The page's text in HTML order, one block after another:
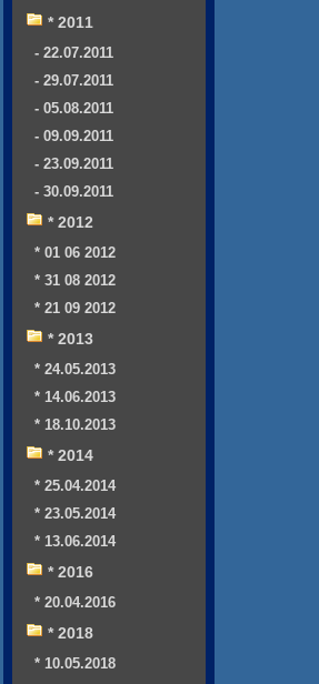
* 2011
- 22.07.2011
- 29.07.2011
- 05.08.2011
- 09.09.2011
- 23.09.2011
- 30.09.2011
* 2012
* 01 06 2012
* 31 08 2012
* 21 09 2012
* 2013
* 24.05.2013
* 14.06.2013
* 18.10.2013
* 2014
* 25.04.2014
* 23.05.2014
* 13.06.2014
* 2016
* 20.04.2016
* 2018
* 10.05.2018